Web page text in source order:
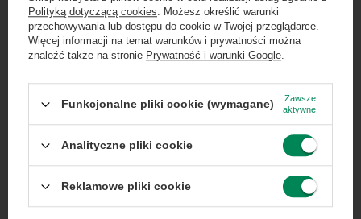
Stan Uszkodzony
Przekątna
ekranu
12.9
Zgarnij jako pierwszy informacje o zniżkach i
rabatach w naszym sklepie!
...lub zadzwoń od razu, aby odebrać
przy zamówieniu telefonicznym
50 zł rabatu!
Rabat 50 zł przy zamówieniach powyżej 300 zł. Oferta
obejmuje zamówień hurtowych.
Polityką dotyczącą cookies. Możesz określić warunki
przechowywania lub dostępu do cookie w Twojej przeglądarce.
Więcej informacji na temat warunków i prywatności można
znaleźć także na stronie Prywatność i warunki Google.
Funkcjonalne pliki cookie (wymagane)
Zawsze
aktywne
Analityczne pliki cookie
Reklamowe pliki cookie